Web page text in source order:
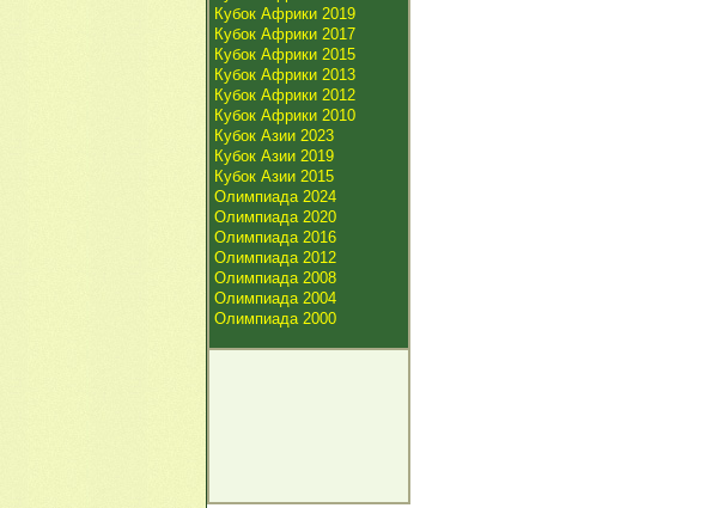
Кубок Африки 2019
Кубок Африки 2017
Кубок Африки 2015
Кубок Африки 2013
Кубок Африки 2012
Кубок Африки 2010
Кубок Азии 2023
Кубок Азии 2019
Кубок Азии 2015
Олимпиада 2024
Олимпиада 2020
Олимпиада 2016
Олимпиада 2012
Олимпиада 2008
Олимпиада 2004
Олимпиада 2000